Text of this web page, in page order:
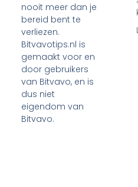
nooit meer dan je
bereid bent te
verliezen.
Bitvavotips.nl is
gemaakt voor en
door gebruikers
van Bitvavo, en is
dus niet
eigendom van
Bitvavo.